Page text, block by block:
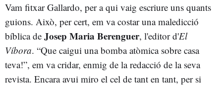
Vam fitxar Gallardo, per a qui vaig escriure uns quants
guions. Això, per cert, em va costar una maledicció
bíblica de Josep Maria Berenguer, l'editor d'El
Víbora. “Que caigui una bomba atòmica sobre casa
teva!”, em va cridar, enmig de la redacció de la seva
revista. Encara avui miro el cel de tant en tant, per si